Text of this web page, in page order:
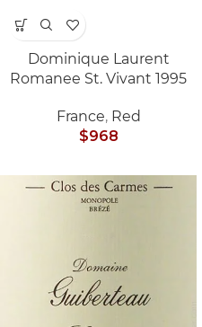
Dominique Laurent
Romanee St. Vivant 1995
France, Red
$968